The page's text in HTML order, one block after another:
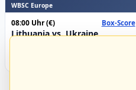
WBSC Europe
08:00 Uhr(€) Box-Score
Lithuania vs. Ukraine